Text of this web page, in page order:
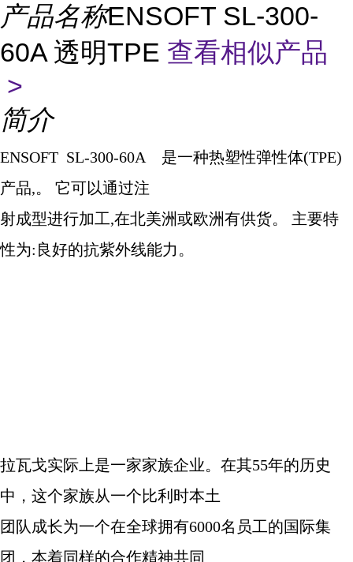
产品名称ENSOFT SL-300-
60A 透明TPE 查看相似产品
>
简介
ENSOFT SL-300-60A 是一种热塑性弹性体(TPE)
产品,。 它可以通过注
射成型进行加工,在北美洲或欧洲有供货。 主要特
性为: 良好的抗紫外线能力。
拉瓦戈实际上是一家家族企业。在其55年的历史
中，这个家族从一个比利时本土
团队成长为一个在全球拥有6000名员工的国际集
团，本着同样的合作精神共同